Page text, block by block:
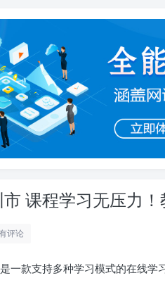
课程学习无压力
评论
是一款支持多种学习模式的在线学